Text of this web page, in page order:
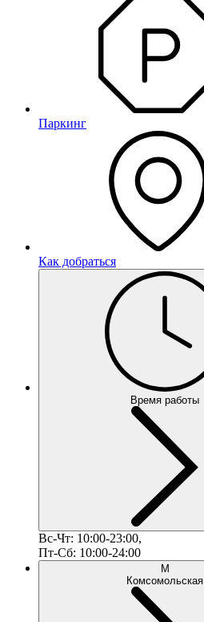
Паркинг
Как добраться
Время работы
Вс-Чт: 10:00-23:00,
Пт-Сб: 10:00-24:00
М
Комсомольская